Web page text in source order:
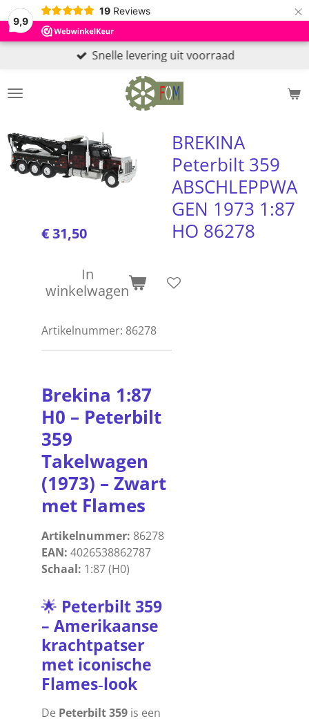
9,9
19 Reviews ×
Snelle levering uit voorraad
BREKINA
Peterbilt 359
ABSCHLEPPWA
GEN 1973 1:87
HO 86278
€ 31,50
In
winkelwagen
Artikelnummer: 86278
Brekina 1:87
H0 – Peterbilt
359
Takelwagen
(1973) – Zwart
met Flames
Artikelnummer: 86278
EAN: 4026538862787
Schaal: 1:87 (H0)
🌟 Peterbilt359
– Amerikaanse
krachtpatser
met iconische
Flames‑look
De Peterbilt 359 is een